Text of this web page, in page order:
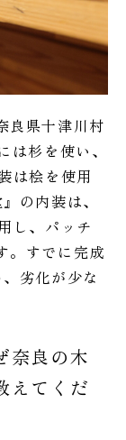
良県十津川村
杉を使い、
は桧を使用
の内装は、
し、パッチ
。すでに完成
劣化が少な
奈良の木
えてくだ